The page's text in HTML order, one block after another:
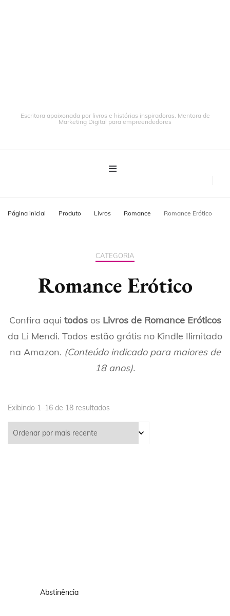
Escritora apaixonada por livros e histórias inspiradoras. Mentora de
Marketing Digital para empreendedores
Página inicial Produto Livros Romance Romance Erótico
CATEGORIA
Romance Erótico
Confira aqui todos os Livros de Romance Eróticos
da Li Mendi. Todos estão grátis no Kindle Ilimitado
na Amazon. (Conteúdo indicado para maiores de
18 anos).
Exibindo 1–16 de 18 resultados
Abstinência